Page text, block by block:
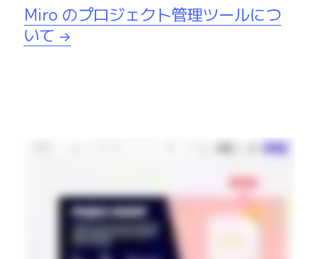
Miro のプロジェクト管理ツールにつ
いて →